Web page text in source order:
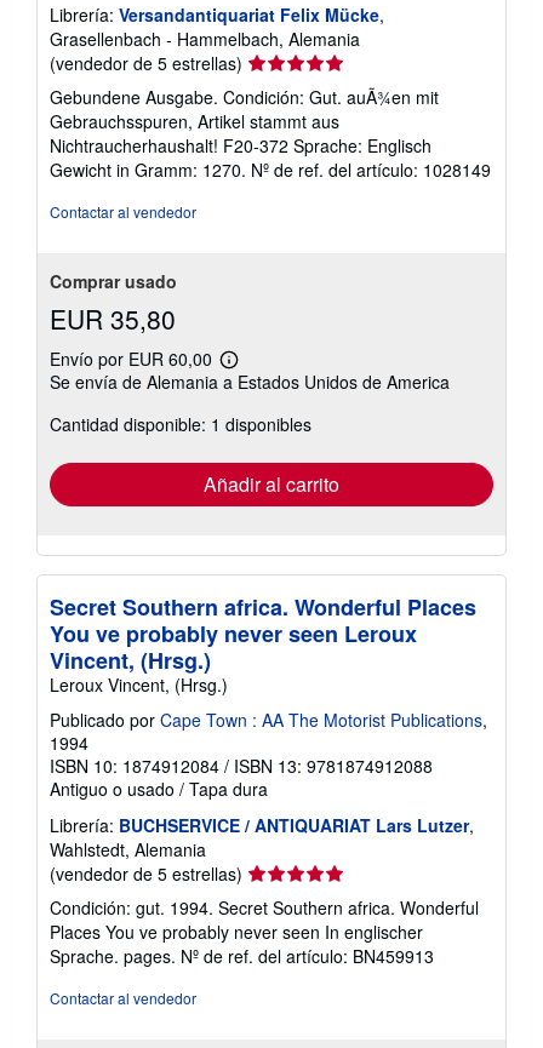
Librería: Versandantiquariat Felix Mücke,
Grasellenbach - Hammelbach, Alemania
(vendedor de 5 estrellas) Calificación
del
vendedor:
5
de
5
Gebundene Ausgabe. Condición: Gut. auÃ¾en mit
Gebrauchsspuren, Artikel stammt aus
Nichtraucherhaushalt! F20-372 Sprache: Englisch
Gewicht in Gramm: 1270. Nº de ref. del artículo: 1028149
Contactar al vendedor
Comprar usado
EUR 35,80
Envío por EUR 60,00
Más
información
las
tarifas
envío
Se envía de Alemania a Estados Unidos de America
Cantidad disponible: 1 disponibles
Añadir al carrito
Secret Southern africa. Wonderful Places
You ve probably never seen Leroux
Vincent, (Hrsg.)
Leroux Vincent, (Hrsg.)
Publicado por Cape Town : AA The Motorist Publications,
1994
ISBN 10: 1874912084 / ISBN 13: 9781874912088
Antiguo o usado / Tapa dura
Librería: BUCHSERVICE / ANTIQUARIAT Lars Lutzer,
Wahlstedt, Alemania
(vendedor de 5 estrellas) Calificación
vendedor:
5
de
Condición: gut. 1994. Secret Southern africa. Wonderful
Places You ve probably never seen In englischer
Sprache. pages. Nº de ref. del artículo: BN459913
Contactar al vendedor